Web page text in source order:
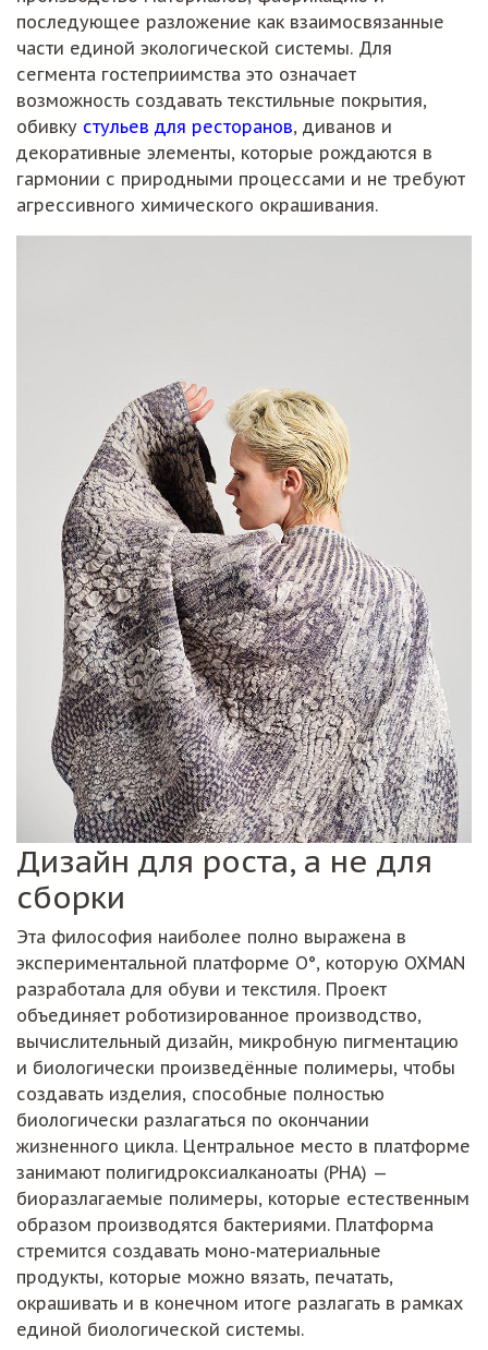
последующее разложение как взаимосвязанные
части единой экологической системы. Для
сегмента гостеприимства это означает
возможность создавать текстильные покрытия,
обивку стульев для ресторанов, диванов и
декоративные элементы, которые рождаются в
гармонии с природными процессами и не требуют
агрессивного химического окрашивания.
Дизайн для роста, а не для
сборки
Эта философия наиболее полно выражена в
экспериментальной платформе O°, которую OXMAN
разработала для обуви и текстиля. Проект
объединяет роботизированное производство,
вычислительный дизайн, микробную пигментацию
и биологически произведённые полимеры, чтобы
создавать изделия, способные полностью
биологически разлагаться по окончании
жизненного цикла. Центральное место в платформе
занимают полигидроксиалканоаты (PHA) —
биоразлагаемые полимеры, которые естественным
образом производятся бактериями. Платформа
стремится создавать моно-материальные
продукты, которые можно вязать, печатать,
окрашивать и в конечном итоге разлагать в рамках
единой биологической системы.